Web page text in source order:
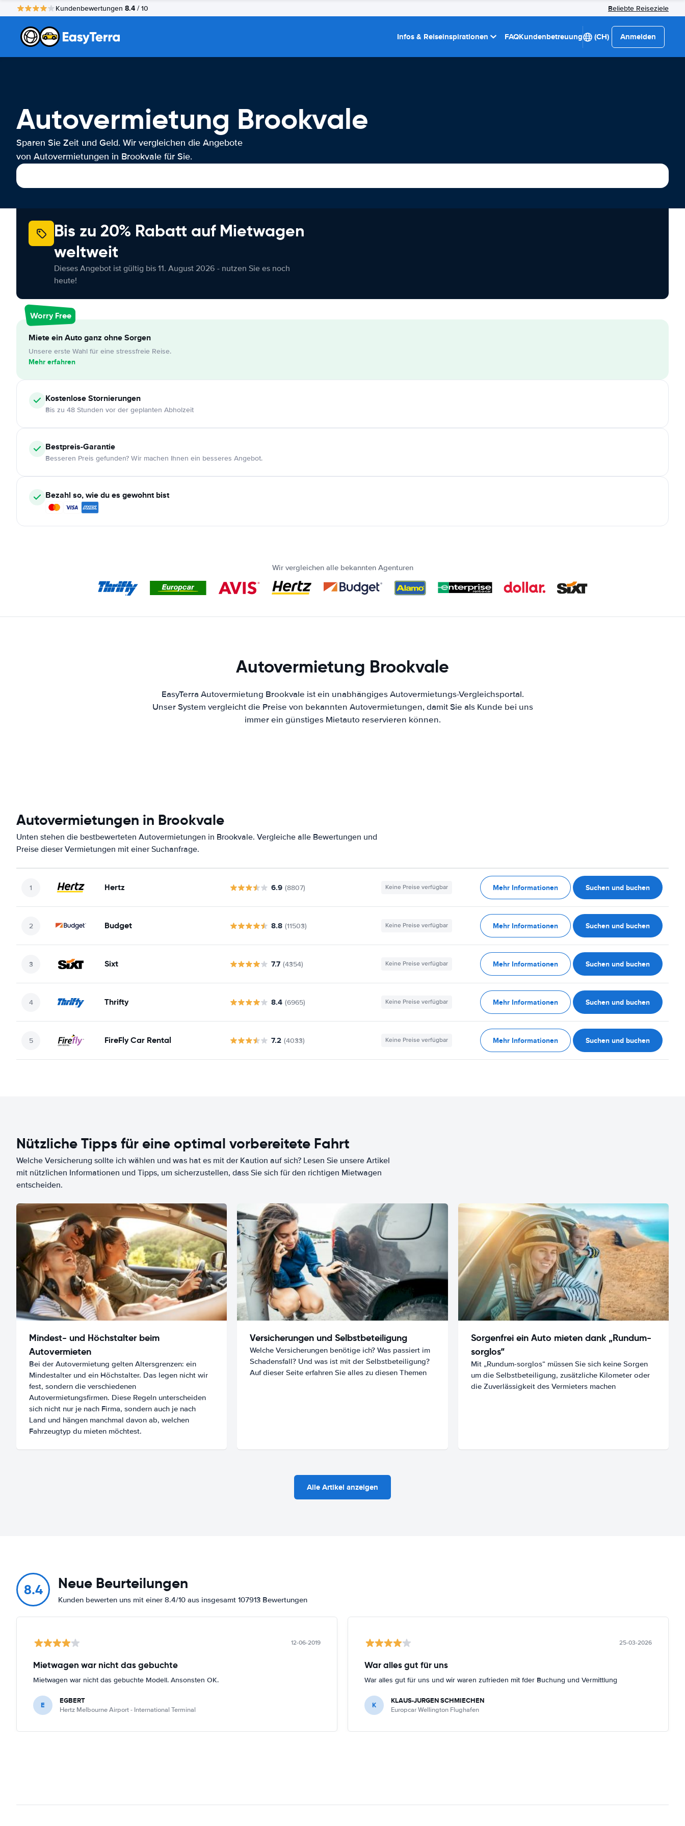
Kundenbewertungen 8.4 / 10 Beliebte Reiseziele
Infos & Reiseinspirationen FAQKundenbetreuung (CH) Anmelden
Autovermietung Brookvale
Sparen Sie Zeit und Geld. Wir vergleichen die Angebote
von Autovermietungen in Brookvale für Sie.
Bis zu 20% Rabatt auf Mietwagen
weltweit
Dieses Angebot ist gültig bis 11. August 2026 - nutzen Sie es noch
heute!
Worry Free
Miete ein Auto ganz ohne Sorgen
Unsere erste Wahl für eine stressfreie Reise.
Mehr erfahren
KostenloseStornierungen
Bis zu 48 Stunden vor der geplanten Abholzeit
Bestpreis-Garantie
Besseren Preis gefunden? Wir machen Ihnen ein besseres Angebot.
Bezahl so, wie du es gewohnt bist
Wir vergleichen alle bekannten Agenturen
Autovermietung Brookvale
EasyTerra Autovermietung Brookvale ist ein unabhängiges Autovermietungs-Vergleichsportal.
Unser System vergleicht die Preise von bekannten Autovermietungen, damit Sie als Kunde bei uns
immer ein günstiges Mietauto reservieren können.
Autovermietungen in Brookvale
Unten stehen die bestbewerteten Autovermietungen in Brookvale. Vergleiche alle Bewertungen und
Preise dieser Vermietungen mit einer Suchanfrage.
Hertz 6.9 (8807) Keine Preise verfügbar Mehr Informationen Suchen und buchen
Budget 8.8 (11503) Keine Preise verfügbar Mehr Informationen Suchen und buchen
Sixt 7.7 (4354) Keine Preise verfügbar Mehr Informationen Suchen und buchen
Thrifty 8.4 (6965) Keine Preise verfügbar Mehr Informationen Suchen und buchen
FireFly Car Rental 7.2 (4033) Keine Preise verfügbar Mehr Informationen Suchen und buchen
Nützliche Tipps für eine optimal vorbereitete Fahrt
Welche Versicherung sollte ich wählen und was hat es mit der Kaution auf sich? Lesen Sie unsere Artikel
mit nützlichen Informationen und Tipps, um sicherzustellen, dass Sie sich für den richtigen Mietwagen
entscheiden.
Mindest- und Höchstalter beim
Autovermieten
Bei der Autovermietung gelten Altersgrenzen: ein
Mindestalter und ein Höchstalter. Das legen nicht wir
fest, sondern die verschiedenen
Autovermietungsfirmen. Diese Regeln unterscheiden
sich nicht nur je nach Firma, sondern auch je nach
Land und hängen manchmal davon ab, welchen
Fahrzeugtyp du mieten möchtest.
Versicherungen und Selbstbeteiligung
Welche Versicherungen benötige ich? Was passiert im
Schadensfall? Und was ist mit der Selbstbeteiligung?
Auf dieser Seite erfahren Sie alles zu diesen Themen
Sorgenfrei ein Auto mieten dank „Rundum-
sorglos“
Mit „Rundum-sorglos“ müssen Sie sich keine Sorgen
um die Selbstbeteiligung, zusätzliche Kilometer oder
die Zuverlässigkeit des Vermieters machen
Alle Artikel anzeigen
8.4 Neue Beurteilungen
Kunden bewerten uns mit einer 8.4/10 aus insgesamt 107913 Bewertungen
12-06-2019
Mietwagen war nicht das gebuchte
Mietwagen war nicht das gebuchte Modell. Ansonsten OK.
E EGBERT
Hertz Melbourne Airport - International Terminal
25-03-2026
War alles gut für uns
War alles gut für uns und wir waren zufrieden mit fder Buchung und Vermittlung
K KLAUS-JURGEN SCHMIECHEN
Europcar Wellington Flughafen